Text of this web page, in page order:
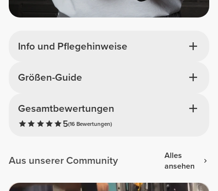
Info und Pflegehinweise
Gesamtbewertungen
5(16 Bewertungen)
Größen-Guide
Aus unserer Community
Alles
ansehen